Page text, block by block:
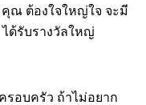
ณ ต้องใจใหญ่ใจ จะมี
ด้รับรางวัลใหญ่
รอบครัว ถ้าไม่อยาก